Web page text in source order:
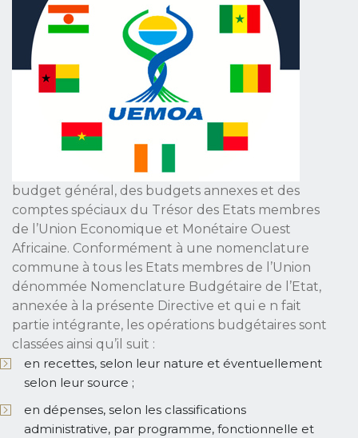
budget général, des budgets annexes et des
comptes spéciaux du Trésor des Etats membres
de l’Union Economique et Monétaire Ouest
Africaine. Conformément à une nomenclature
commune à tous les Etats membres de l’Union
dénommée Nomenclature Budgétaire de l’Etat,
annexée à la présente Directive et qui e n fait
partie intégrante, les opérations budgétaires sont
classées ainsi qu’il suit :
en recettes, selon leur nature et éventuellement
selon leur source ;
en dépenses, selon les classifications
administrative, par programme, fonctionnelle et